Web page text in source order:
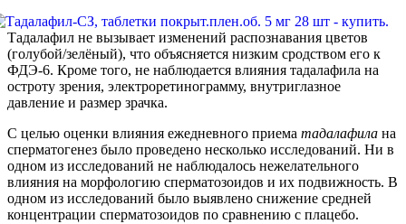
Тадалафил не вызывает изменений распознавания цветов
(голубой/зелёный), что объясняется низким сродством его к
ФДЭ-6. Кроме того, не наблюдается влияния тадалафила на
остроту зрения, электроретинограмму, внутриглазное
давление и размер зрачка.
С целью оценки влияния ежедневного приема тадалафила на
сперматогенез было проведено несколько исследований. Ни в
одном из исследований не наблюдалось нежелательного
влияния на морфологию сперматозоидов и их подвижность. В
одном из исследований было выявлено снижение средней
концентрации сперматозоидов по сравнению с плацебо.